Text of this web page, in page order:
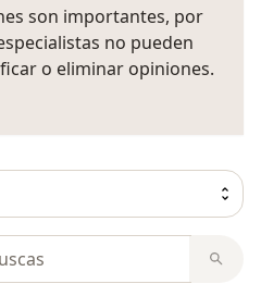
son importantes, por
no pueden
o eliminar opiniones.